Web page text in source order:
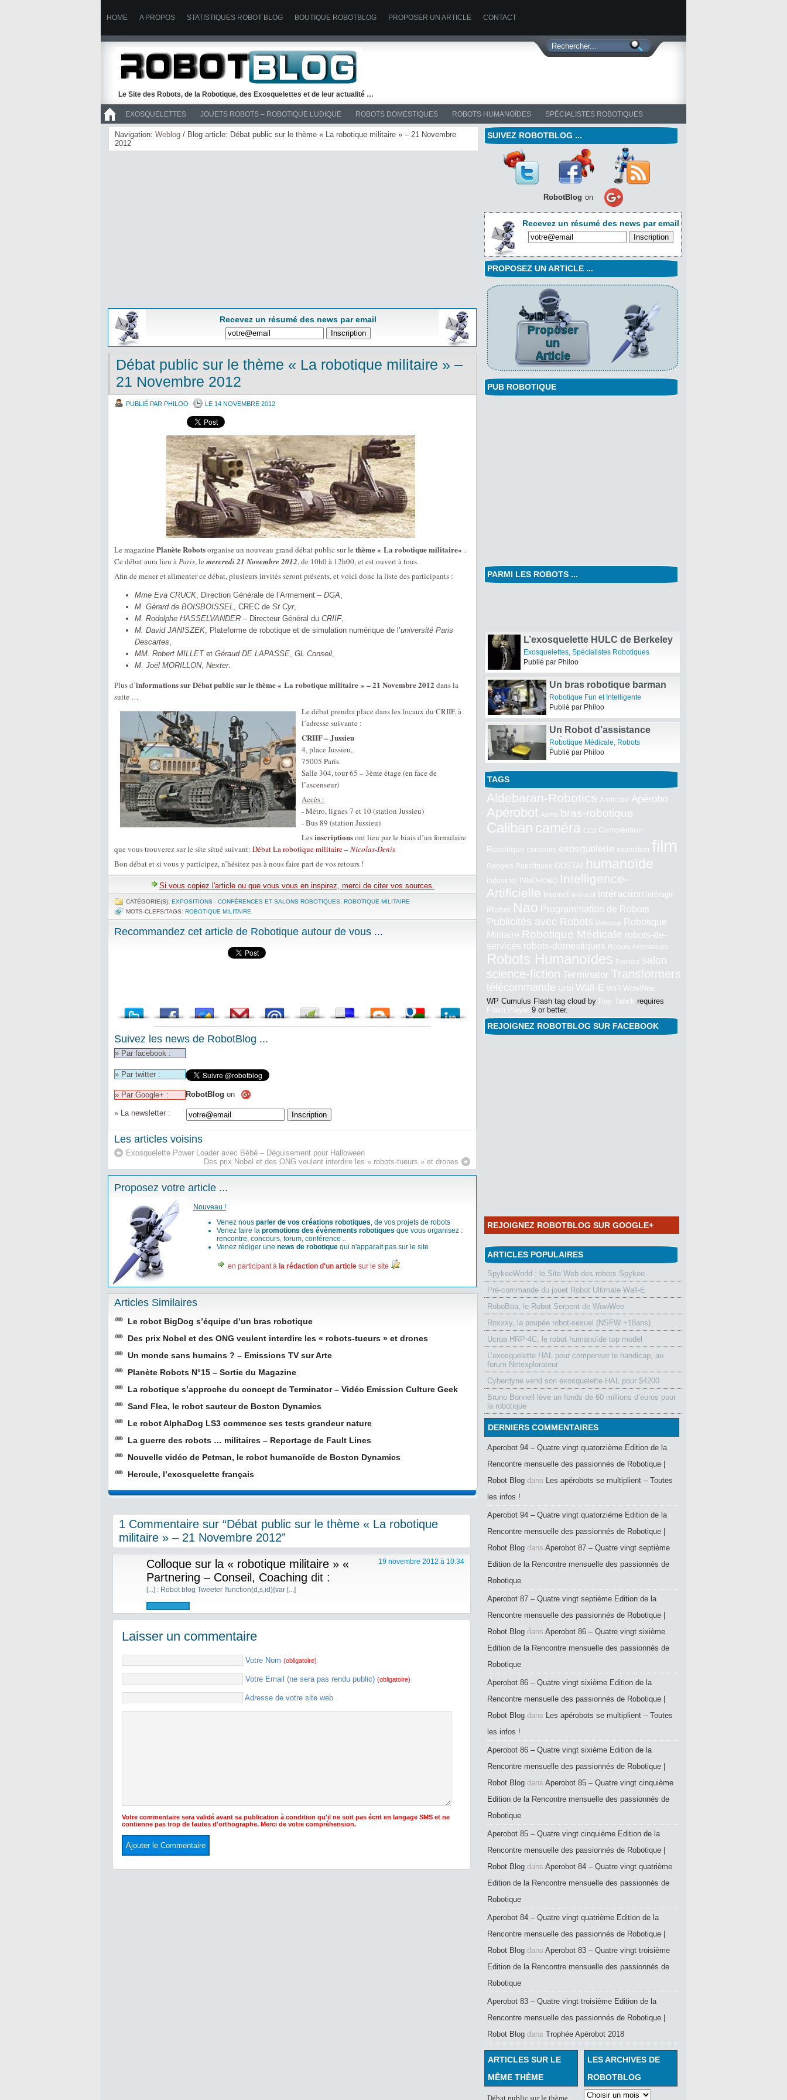
HOME A PROPOS STATISTIQUES ROBOT BLOG BOUTIQUE ROBOTBLOG PROPOSER UN ARTICLE CONTACT
Le Site des Robots, de la Robotique, des Exosquelettes et de leur actualité …
EXOSQUELETTES JOUETS ROBOTS – ROBOTIQUE LUDIQUE ROBOTS DOMESTIQUES ROBOTS HUMANOÏDES SPÉCIALISTES ROBOTIQUES
>> ROBOTS
Navigation: Weblog / Blog article: Débat public sur le thème « La robotique militaire » – 21 Novembre
2012
Recevez un résumé des news par email
Débat public sur le thème « La robotique militaire » –
21 Novembre 2012
PUBLIÉ PAR PHILOO LE 14 NOVEMBRE 2012
Le magazine Planète Robotsorganise un nouveau grand débat public sur le thème « La robotique militaire« .
Ce débat aura lieu àParis, le mercredi 21 Novembre 2012, de 10h0 à 12h00, et est ouvert à tous.
Afin de mener et alimenter ce débat, plusieurs invités seront présents, et voici donc la liste des participants :
Mme Eva CRUCK, Direction Générale de l’Armement – DGA,
M. Gérard de BOISBOISSEL, CREC de St Cyr,
M. Rodolphe HASSELVANDER – Directeur Général du CRIIF,
M. David JANISZEK, Plateforme de robotique et de simulation numérique de l’université Paris
Descartes,
MM. Robert MILLETet Géraud DE LAPASSE, GL Conseil,
M. Joël MORILLON, Nexter.
Plus d’informations sur Débat public sur le thème « La robotique militaire » – 21 Novembre 2012 dans la
suite …
Le débat prendra place dans les locaux du CRIIF, à
l’adresse suivante :
CRIIF – Jussieu
4, place Jussieu,
75005 Paris.
Salle 304, tour 65 – 3ème étage (en face de
l’ascenseur)
Accès :
- Métro, lignes 7 et 10 (station Jussieu)
- Bus 89 (station Jussieu)
Lesinscriptionsont lieu par le biais d’un formulaire
que vous trouverez sur le site situé suivant: Débat La robotique militaire –Nicolas-Denis
Bon débat et si vous y participez, n’hésitez pas à nous faire part de vos retours !
Si vous copiez l'article ou que vous vous en inspirez, merci de citer vos sources.
CATÉGORIE(S): EXPOSITIONS - CONFÉRENCES ET SALONS ROBOTIQUES ROBOTIQUE MILITAIRE
MOTS-CLEFS/TAGS: ROBOTIQUE MILITAIRE
Recommandez cet article de Robotique autour de vous ...
Suivez les news de RobotBlog ...
» Par facebook :
» Par twitter :
» Par Google+ : RobotBlog on
» La newsletter :
Les articles voisins
Exosquelette Power Loader avec Bébé – Déguisement pour Halloween
Des prix Nobel et des ONG veulent interdire les « robots-tueurs » et drones
Proposez votre article ...
Nouveau !
Venez nous parler de vos créations robotiques, de vos projets de robots
Venez faire la promotions des évènements robotiques que vous organisez :
rencontre, concours, forum, conférence ..
Venez rédiger une news de robotique qui n'apparait pas sur le site
en participant à la rédaction d'un article sur le site
Articles Similaires
Le robot BigDog s’équipe d’un bras robotique
Des prix Nobel et des ONG veulent interdire les « robots-tueurs » et drones
Un monde sans humains ? – Emissions TV sur Arte
Planète Robots N°15 – Sortie du Magazine
La robotique s’approche du concept de Terminator – Vidéo Emission Culture Geek
Sand Flea, le robot sauteur de Boston Dynamics
Le robot AlphaDog LS3 commence ses tests grandeur nature
La guerre des robots … militaires – Reportage de Fault Lines
Nouvelle vidéo de Petman, le robot humanoïde de Boston Dynamics
Hercule, l’exosquelette français
1 Commentaire sur “Débat public sur le thème « La robotique
militaire » – 21 Novembre 2012”
Colloque sur la « robotique militaire » «
Partnering – Conseil, Coaching dit :
19 novembre 2012 à 10:34
[...] : Robot blog Tweeter !function(d,s,id){var [...]
Laisser un commentaire
Votre Nom (obligatoire)
Votre Email (ne sera pas rendu public) (obligatoire)
Adresse de votre site web
Votre commentaire sera validé avant sa publication à condition qu'il ne soit pas écrit en langage SMS et ne
contienne pas trop de fautes d'orthographe. Merci de votre compréhension.
SUIVEZ ROBOTBLOG ...
RobotBlog on
Recevez un résumé des news par email
PROPOSEZ UN ARTICLE ...
PUB ROBOTIQUE
PARMI LES ROBOTS ...
L’exosquelette HULC de Berkeley
Bionics en pré-commande
Exosquelettes, Spécialistes Robotiques
Publié par Philoo
Un bras robotique barman
Robotique Fun et Intelligente
Publié par Philoo
Un Robot d’assistance
médicale et CleanRob robot
pour le ménage
Robotique Médicale, Robots
Domestiques
Publié par Philoo
TAGS
Aldebaran-Robotics Androïde Apérobo
Apérobot Asimo bras-robotique
Caliban caméra CES Compétition
Robotique concours exosquelette exposition film
Gadgets Robotiques GOSTAI humanoïde
industriel INNOROBO Intelligence-
Artificielle
Internet intéractif intéraction intéragir
iRobot Nao Programmation de Robots
Publicités avec Robots Robocup
Robotique
Militaire Robotique Médicale robots-de-
services robots-domestiques Robots Aspirateurs
Robots Humanoïdes Roomba salon
science-fiction Terminator Transformers
télécommande Urbi Wall-E WIFI WowWee
WP Cumulus Flash tag cloud by Roy Tanck requires
Flash Player 9 or better.
REJOIGNEZ ROBOTBLOG SUR FACEBOOK
REJOIGNEZ ROBOTBLOG SUR GOOGLE+
ARTICLES POPULAIRES
SpykeeWorld : le Site Web des robots Spykee
Pré-commande du jouet Robot Ultimate Wall-E
RoboBoa, le Robot Serpent de WowWee
Roxxxy, la poupée robot-sexuel (NSFW +18ans)
Ucroa HRP-4C, le robot humanoïde top model
L’exosquelette HAL pour compenser le handicap, au
forum Netexplorateur
Cyberdyne vend son exosquelette HAL pour $4200
Bruno Bonnell lève un fonds de 60 millions d’euros pour
la robotique
DERNIERS COMMENTAIRES
Aperobot 94 – Quatre vingt quatorzième Edition de la
Rencontre mensuelle des passionnés de Robotique |
Robot Blog dans Les apérobots se multiplient – Toutes
les infos !
Aperobot 94 – Quatre vingt quatorzième Edition de la
Rencontre mensuelle des passionnés de Robotique |
Robot Blog dans Aperobot 87 – Quatre vingt septième
Edition de la Rencontre mensuelle des passionnés de
Robotique
Aperobot 87 – Quatre vingt septième Edition de la
Rencontre mensuelle des passionnés de Robotique |
Robot Blog dans Aperobot 86 – Quatre vingt sixième
Edition de la Rencontre mensuelle des passionnés de
Robotique
Aperobot 86 – Quatre vingt sixième Edition de la
Rencontre mensuelle des passionnés de Robotique |
Robot Blog dans Les apérobots se multiplient – Toutes
les infos !
Aperobot 86 – Quatre vingt sixième Edition de la
Rencontre mensuelle des passionnés de Robotique |
Robot Blog dans Aperobot 85 – Quatre vingt cinquième
Edition de la Rencontre mensuelle des passionnés de
Robotique
Aperobot 85 – Quatre vingt cinquième Edition de la
Rencontre mensuelle des passionnés de Robotique |
Robot Blog dans Aperobot 84 – Quatre vingt quatrième
Edition de la Rencontre mensuelle des passionnés de
Robotique
Aperobot 84 – Quatre vingt quatrième Edition de la
Rencontre mensuelle des passionnés de Robotique |
Robot Blog dans Aperobot 83 – Quatre vingt troisième
Edition de la Rencontre mensuelle des passionnés de
Robotique
Aperobot 83 – Quatre vingt troisième Edition de la
Rencontre mensuelle des passionnés de Robotique |
Robot Blog dans Trophée Apérobot 2018
LES ARCHIVES DE
ROBOTBLOG
ARTICLES SUR LE
MÊME THÈME
Débat public sur le thème